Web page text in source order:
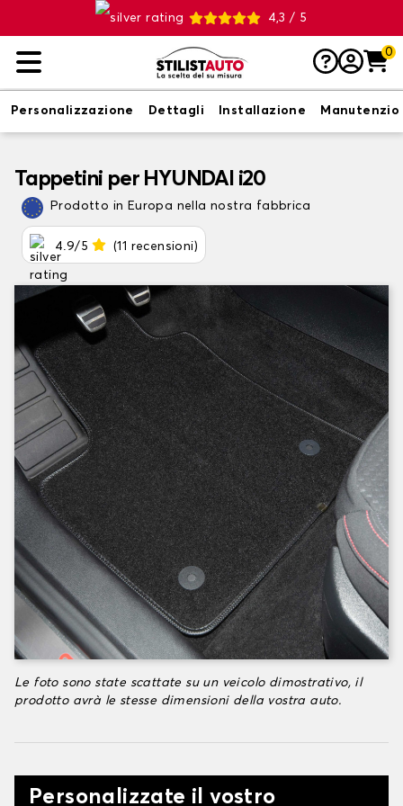
4,3 / 5
0
Personalizzazione Dettagli Installazione
Tappetini per HYUNDAI i20
Prodotto in Europa nella nostra fabbrica
4.9/5 (11 recensioni)
Le foto sono state scattate su un veicolo dimostrativo, il
prodotto avrà le stesse dimensioni della vostra auto.
Personalizzate il vostro